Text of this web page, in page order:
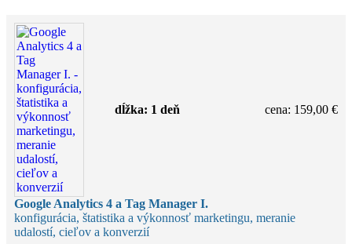
Google Analytics 4 a Tag Manager I.
konfigurácia, štatistika a výkonnosť marketingu, meranie
udalostí, cieľov a konverzií
dĺžka: 1 deň cena: 159,00 €